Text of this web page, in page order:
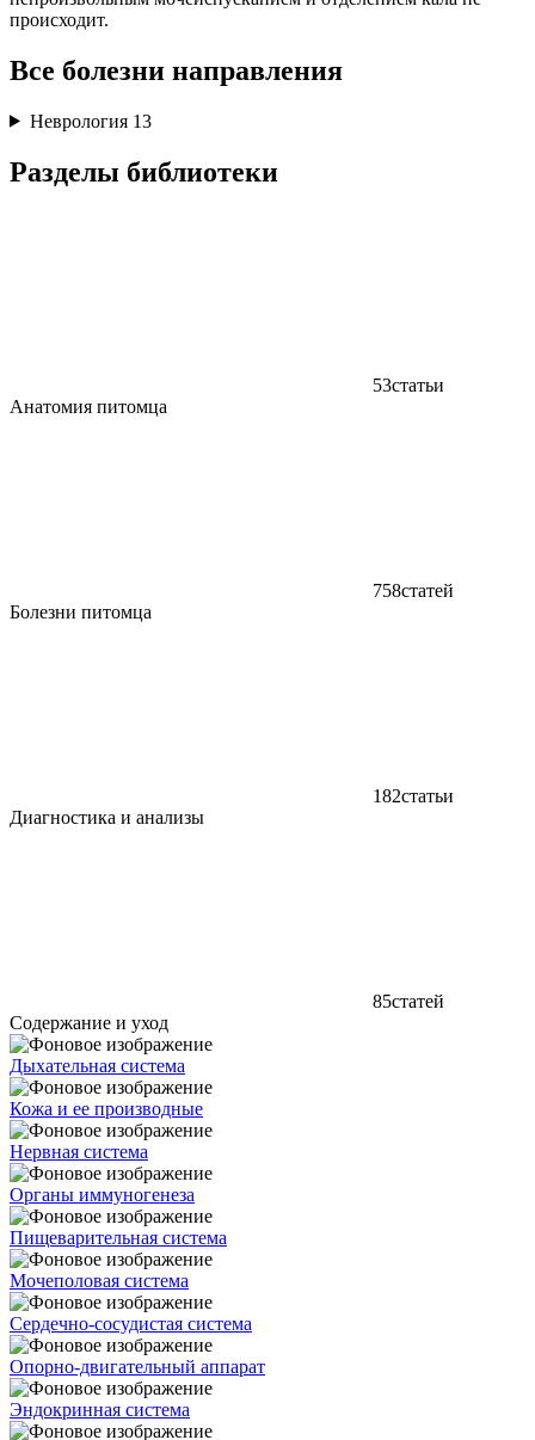
происходит.
Все болезни направления
Неврология 13
Разделы библиотеки
53статьи
Анатомия питомца
758статей
Болезни питомца
182статьи
Диагностика и анализы
85статей
Содержание и уход
Дыхательная система
Кожа и ее производные
Нервная система
Органы иммуногенеза
Пищеварительная система
Мочеполовая система
Сердечно-сосудистая система
Опорно-двигательный аппарат
Эндокринная система